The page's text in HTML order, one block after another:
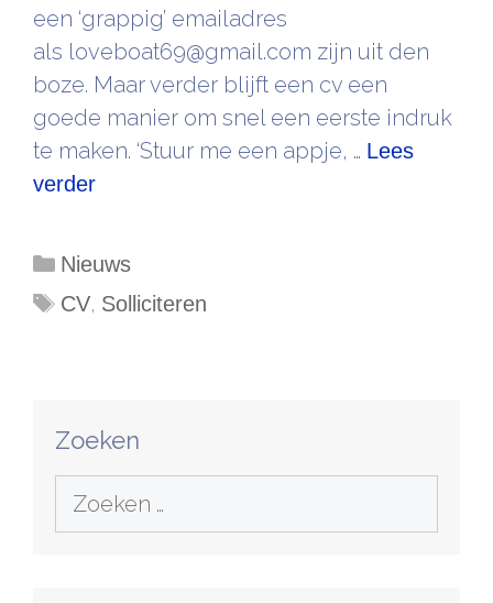
een ‘grappig’ emailadres
als loveboat69@gmail.com zijn uit den
boze. Maar verder blijft een cv een
goede manier om snel een eerste indruk
te maken. ‘Stuur me een appje, … Lees
verder
Categorieën
Nieuws
Tags
CV, Solliciteren
Zoeken
naar: